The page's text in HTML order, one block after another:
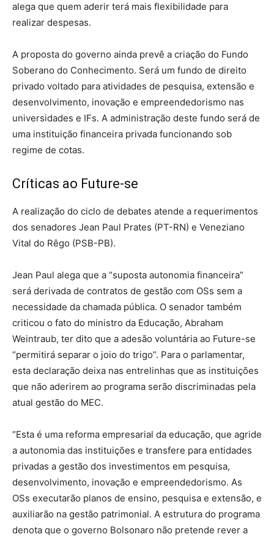
alega que quem aderir terá mais flexibilidade para
realizar despesas.
A proposta do governo ainda prevê a criação do Fundo
Soberano do Conhecimento. Será um fundo de direito
privado voltado para atividades de pesquisa, extensão e
desenvolvimento, inovação e empreendedorismo nas
universidades e IFs. A administração deste fundo será de
uma instituição financeira privada funcionando sob
regime de cotas.
Críticas ao Future-se
A realização do ciclo de debates atende a requerimentos
dos senadores Jean Paul Prates (PT-RN) e Veneziano
Vital do Rêgo (PSB-PB).
Jean Paul alega que a “suposta autonomia financeira”
será derivada de contratos de gestão com OSs sem a
necessidade da chamada pública. O senador também
criticou o fato do ministro da Educação, Abraham
Weintraub, ter dito que a adesão voluntária ao Future-se
“permitirá separar o joio do trigo”. Para o parlamentar,
esta declaração deixa nas entrelinhas que as instituições
que não aderirem ao programa serão discriminadas pela
atual gestão do MEC.
“Esta é uma reforma empresarial da educação, que agride
a autonomia das instituições e transfere para entidades
privadas a gestão dos investimentos em pesquisa,
desenvolvimento, inovação e empreendedorismo. As
OSs executarão planos de ensino, pesquisa e extensão, e
auxiliarão na gestão patrimonial. A estrutura do programa
denota que o governo Bolsonaro não pretende rever a